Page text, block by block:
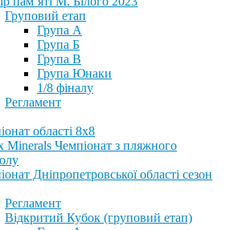
Груповий етап
Група А
Група Б
Група В
Група Юнаки
1/8 фіналу
Регламент
області 8х8
Minerals Чемпіонат з пляжного
Дніпропетровської області сезон
Регламент
Відкритий Кубок (груповий етап)